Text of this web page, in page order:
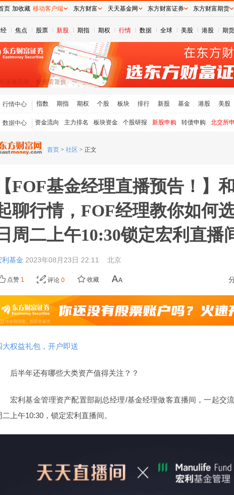
焦点 股票 新股 期指 期权 行情 数据 全球 美股 港股 期货
行情中心 指数 期指 期权 个股 板块 排行 新股 基金 港股 美股
数据中心 资金流向 主力排名 板块资金 个股研报 新股申购 转债申购 北交所
首页 > 社区 > 正文
【FOF基金经理直播预告！】
聊行情，FOF经理教你如何
日周二上午10:30锁定宏利直播
利基金 2023年08月23日 22:11 北京
点赞 1 评论 0 收藏
大权益礼包，开户即送
后半年还有哪些大类资产值得关注？？
宏利基金管理资产配置部副总经理/基金经理做客直播间，一起交
二上午10:30，锁定宏利直播间。
页 加收藏 移动客户端 东方财富 天天基金网 东方财富证券 东方财富期货